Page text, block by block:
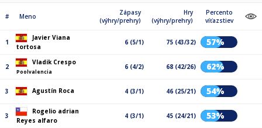
# Meno
Zápasy
(výhry/prehry)
Hry
(výhry/prehry)
Percento
víťazstiev
1
Javier Viana
tortosa
6 (5/1) 75 (43/32) 57%
2
Vladik Crespo
Poolvalencia
6 (4/2) 68 (42/26) 62%
3 Agustín Roca 4 (3/1) 46 (25/21) 54%
3
Rogelio adrian
Reyes alfaro
4 (3/1) 45 (24/21) 53%